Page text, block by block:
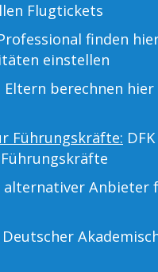
Flugtickets
finden
einstellen
Eltern berechnen
Führungskräfte:
Anbieter
Deutscher